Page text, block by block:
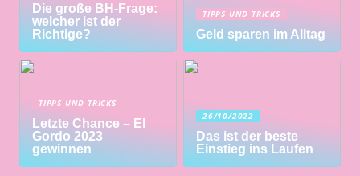
Die große BH-Frage:
welcher ist der
Richtige?
TIPPS UND TRICKS
Geld sparen im Alltag
TIPPS UND TRICKS
Letzte Chance – El
Gordo 2023
gewinnen
26/10/2022
Das ist der beste
Einstieg ins Laufen